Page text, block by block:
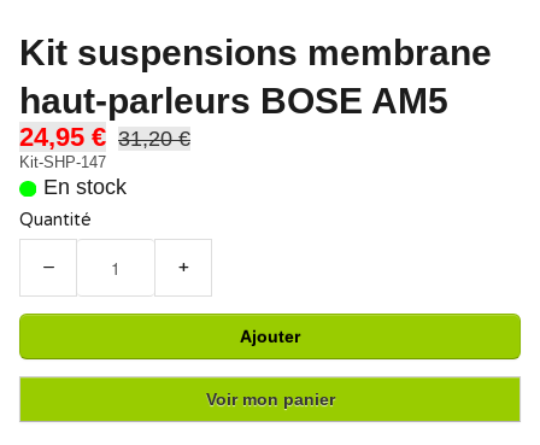
Kit suspensions membrane
haut-parleurs BOSE AM5
24,95 € 31,20 €
Kit-SHP-147
En stock
Quantité
− +
Ajouter
Voir mon panier